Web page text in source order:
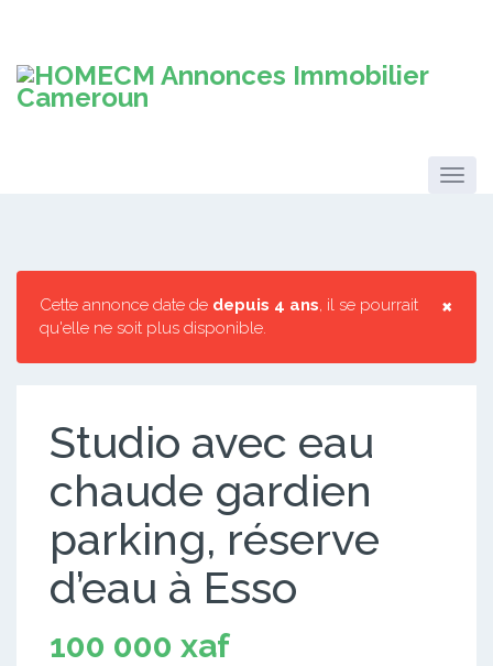
×
Cette annonce date de depuis 4 ans, il se pourrait
qu'elle ne soit plus disponible.
Studio avec eau
chaude gardien
parking, réserve
d’eau à Esso
100 000 xaf